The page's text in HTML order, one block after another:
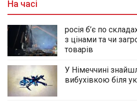
На часі
росія б’є по
з цінами та чи
товарів
У Німеччині
вибухівкою біля